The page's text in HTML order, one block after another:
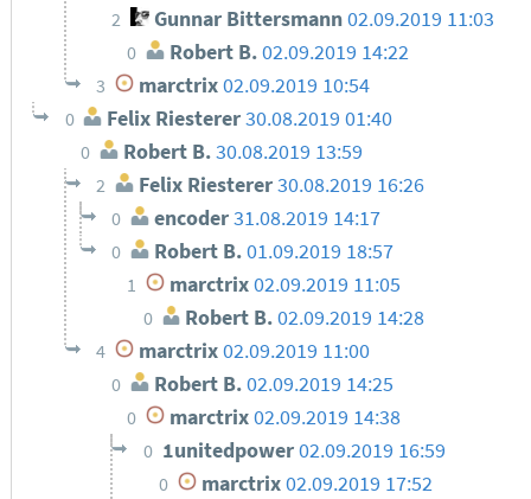
2 Gunnar Bittersmann02.09.2019 11:03
0 Robert B.02.09.2019 14:22
3 marctrix02.09.2019 10:54
0 Felix Riesterer30.08.2019 01:40
0 Robert B. 30.08.2019 13:59
2 Felix Riesterer30.08.2019 16:26
0 encoder31.08.2019 14:17
0 Robert B.01.09.2019 18:57
1 marctrix02.09.2019 11:05
0 Robert B.02.09.2019 14:28
4 marctrix02.09.2019 11:00
0 Robert B.02.09.2019 14:25
0 marctrix02.09.2019 14:38
0 1unitedpower02.09.2019 16:59
0 marctrix 02.09.2019 17:52